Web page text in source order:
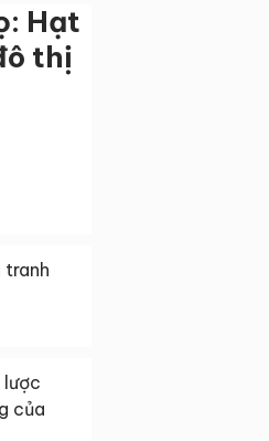
Hạt
thị
tranh
của